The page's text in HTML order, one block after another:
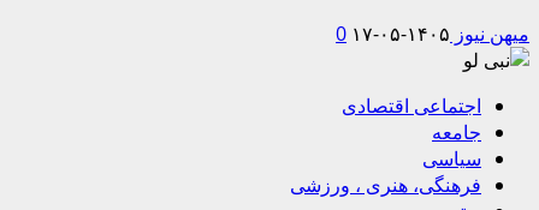
میهن نیوز ۱۴۰۵-۰۵-۱۷ 0
اجتماعی اقتصادی
جامعه
سیاسی
فرهنگی، هنری ، ورزشی